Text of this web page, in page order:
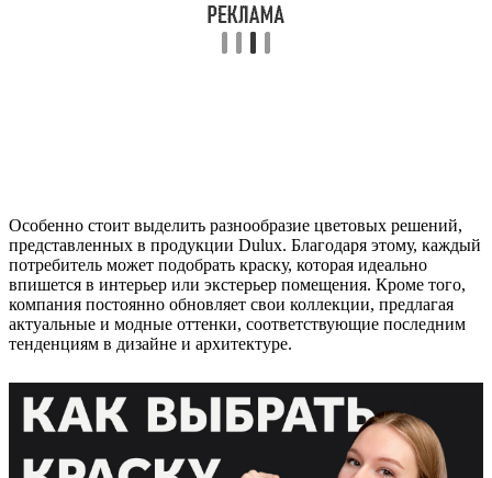
Особенно стоит выделить разнообразие цветовых решений,
представленных в продукции Dulux. Благодаря этому, каждый
потребитель может подобрать краску, которая идеально
впишется в интерьер или экстерьер помещения. Кроме того,
компания постоянно обновляет свои коллекции, предлагая
актуальные и модные оттенки, соответствующие последним
тенденциям в дизайне и архитектуре.